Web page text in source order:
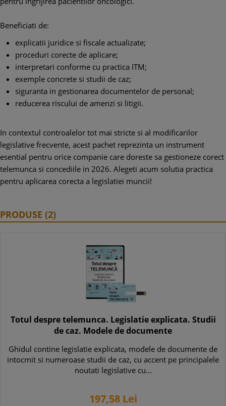
Beneficiati de:
explicatii juridice si fiscale actualizate;
proceduri corecte de aplicare;
interpretari conforme cu practica ITM;
exemple concrete si studii de caz;
siguranta in gestionarea documentelor de personal;
reducerea riscului de amenzi si litigii.
In contextul controalelor tot mai stricte si al modificarilor
legislative frecvente, acest pachet reprezinta un instrument
esential pentru orice companie care doreste sa gestioneze corect
telemunca si concediile in 2026. Alegeti acum solutia practica
pentru aplicarea corecta a legislatiei muncii!
PRODUSE (2)
Totul despre telemunca. Legislatie explicata. Studii
de caz. Modele de documente
Ghidul contine legislatie explicata, modele de documente de
intocmit si numeroase studii de caz, cu accent pe principalele
noutati legislative cu...
197,58Lei